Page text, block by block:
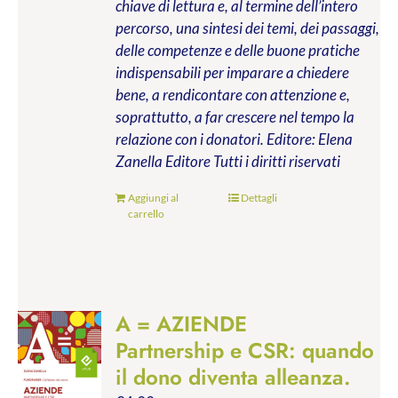
chiave di lettura e, al termine dell’intero
percorso, una sintesi dei temi, dei passaggi,
delle competenze e delle buone pratiche
indispensabili per imparare a chiedere
bene, a rendicontare con attenzione e,
soprattutto, a far crescere nel tempo la
relazione con i donatori. Editore: Elena
Zanella EditoreTutti i diritti riservati
Aggiungi al
carrello
Dettagli
A = AZIENDE
Partnership e CSR: quando
il dono diventa alleanza.